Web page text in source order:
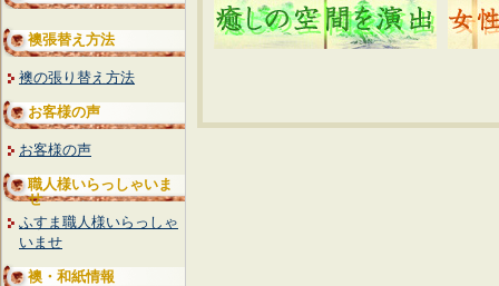
襖張替え方法
襖の張り替え方法
お客様の声
お客様の声
職人様いらっしゃいま
せ
ふすま職人様いらっしゃ
いませ
襖・和紙情報